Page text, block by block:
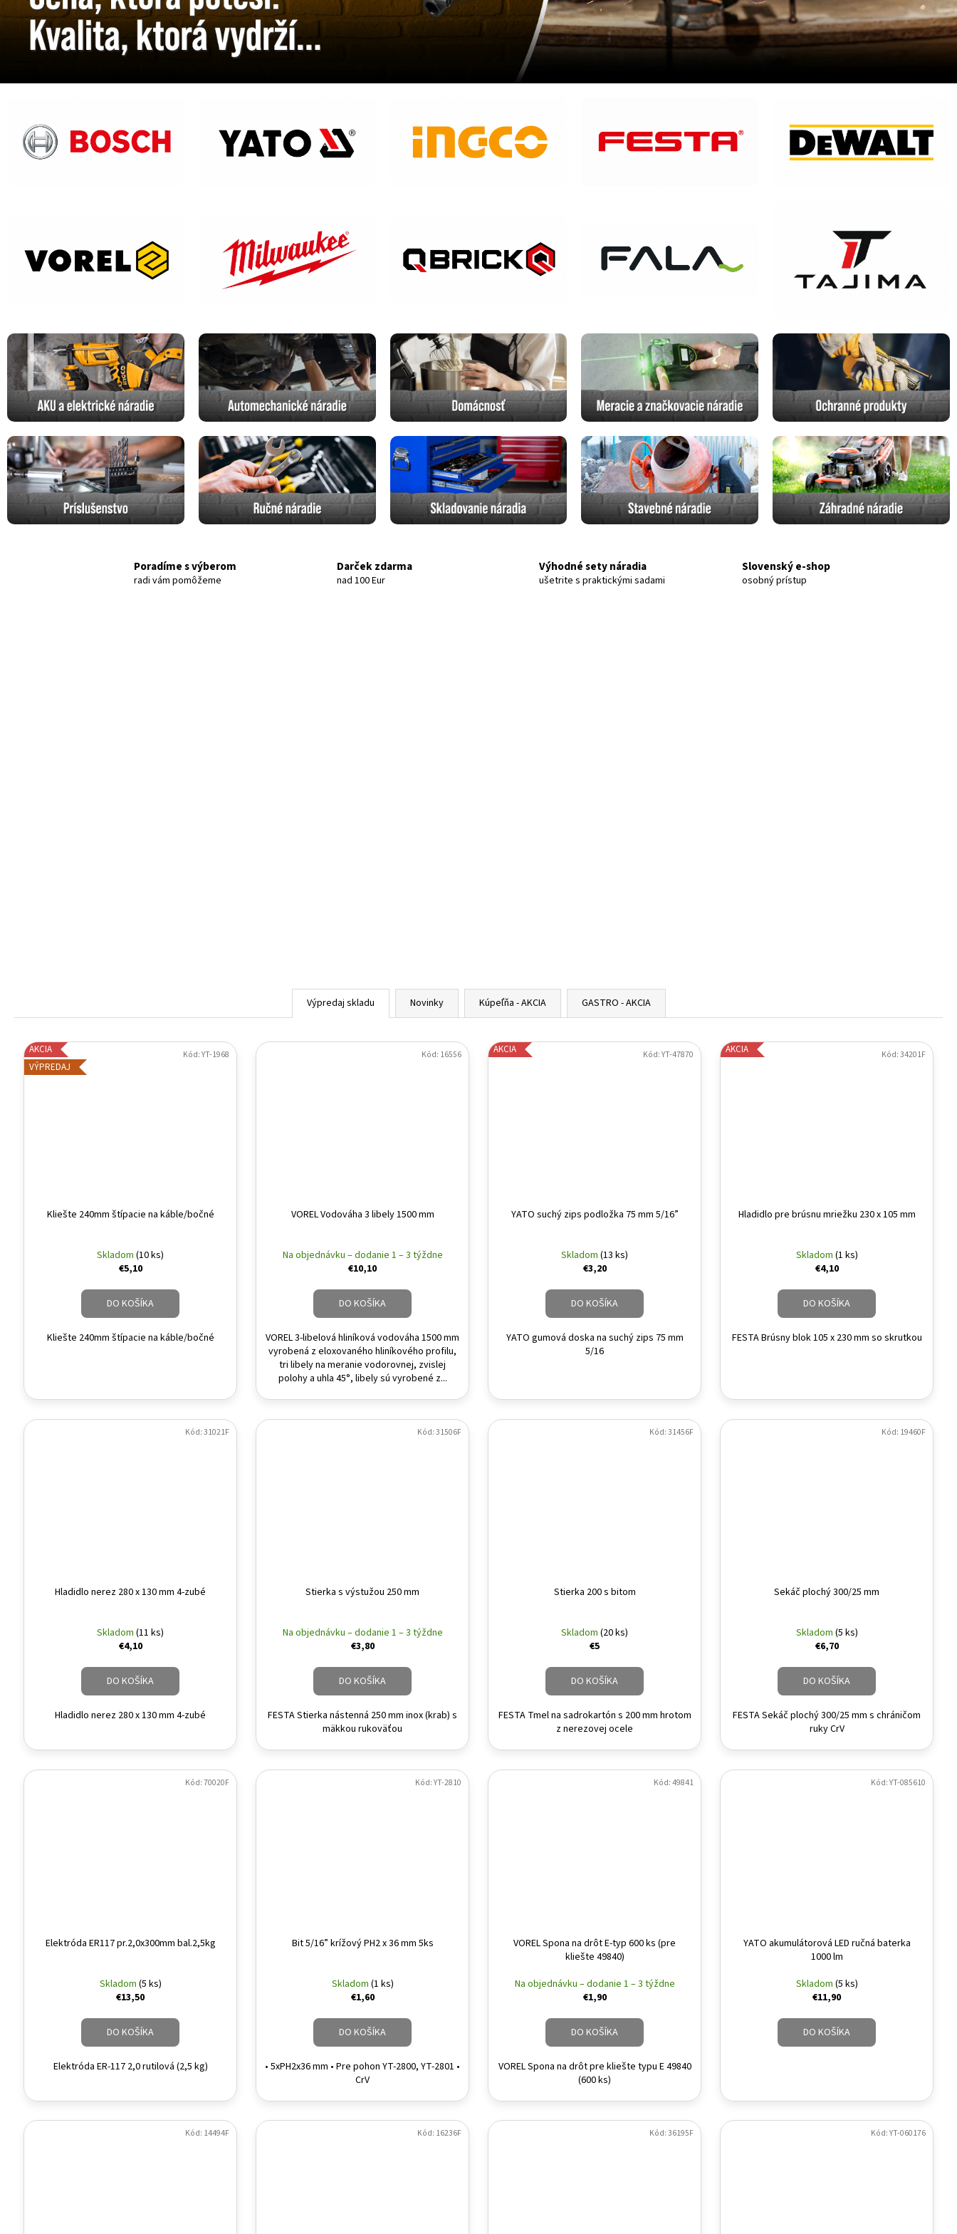
Poradíme s výberom
radi vám pomôžeme
Darček zdarma
nad 100 Eur
Výhodné sety náradia
ušetrite s praktickými sadami
Slovenský e-shop
osobný prístup
Výpredaj skladu Novinky Kúpeľňa - AKCIA GASTRO - AKCIA
AKCIA
VÝPREDAJ
Kliešte 240mm štípacie na káble/bočné
Skladom (10 ks)
€5,10
DO KOŠÍKA
Kliešte 240mm štípacie na káble/bočné
Kód:YT-1968
VOREL Vodováha 3 libely 1500 mm
Na objednávku – dodanie 1 – 3 týždne
€10,10
DO KOŠÍKA
VOREL 3-libelová hliníková vodováha 1500 mm
vyrobená z eloxovaného hliníkového profilu,
tri libely na meranie vodorovnej, zvislej
polohy a uhla 45°, libely sú vyrobené z...
Kód: 16556 AKCIA
YATO suchý zips podložka 75 mm 5/16”
Skladom (13 ks)
€3,20
DO KOŠÍKA
YATO gumová doska na suchý zips 75 mm
5/16
Kód:YT-47870 AKCIA
Hladidlo pre brúsnu mriežku 230 x 105 mm
Skladom (1 ks)
€4,10
DO KOŠÍKA
FESTA Brúsny blok 105 x 230 mm so skrutkou
Kód:34201F
Hladidlo nerez 280 x 130 mm 4-zubé
Skladom (11 ks)
€4,10
DO KOŠÍKA
Hladidlo nerez 280 x 130 mm 4-zubé
Kód:31021F
Stierka s výstužou 250 mm
Na objednávku – dodanie 1 – 3 týždne
€3,80
DO KOŠÍKA
FESTA Stierka nástenná 250 mm inox (krab) s
mäkkou rukoväťou
Kód:31506F
Stierka 200 s bitom
Skladom (20 ks)
€5
DO KOŠÍKA
FESTA Tmel na sadrokartón s 200 mm hrotom
z nerezovej ocele
Kód:31456F
Sekáč plochý 300/25 mm
Skladom (5 ks)
€6,70
DO KOŠÍKA
FESTA Sekáč plochý 300/25 mm s chráničom
ruky CrV
Kód: 19460F
Elektróda ER117 pr.2,0x300mm bal.2,5kg
Skladom (5 ks)
€13,50
DO KOŠÍKA
Elektróda ER-117 2,0 rutilová (2,5 kg)
Kód:70020F
Bit 5/16” krížový PH2 x 36 mm 5ks
Skladom (1 ks)
€1,60
DO KOŠÍKA
• 5xPH2x36 mm • Pre pohon YT-2800, YT-2801 •
CrV
Kód:YT-2810
VOREL Spona na drôt E-typ 600 ks (pre
kliešte 49840)
Na objednávku – dodanie 1 – 3 týždne
€1,90
DO KOŠÍKA
VOREL Spona na drôt pre kliešte typu E 49840
(600 ks)
Kód:49841
YATO akumulátorová LED ručná baterka
1000 lm
Skladom (5 ks)
€11,90
DO KOŠÍKA
Kód:YT-085610
Kód: 14494F Kód: 16236F Kód:36195F Kód:YT-060176